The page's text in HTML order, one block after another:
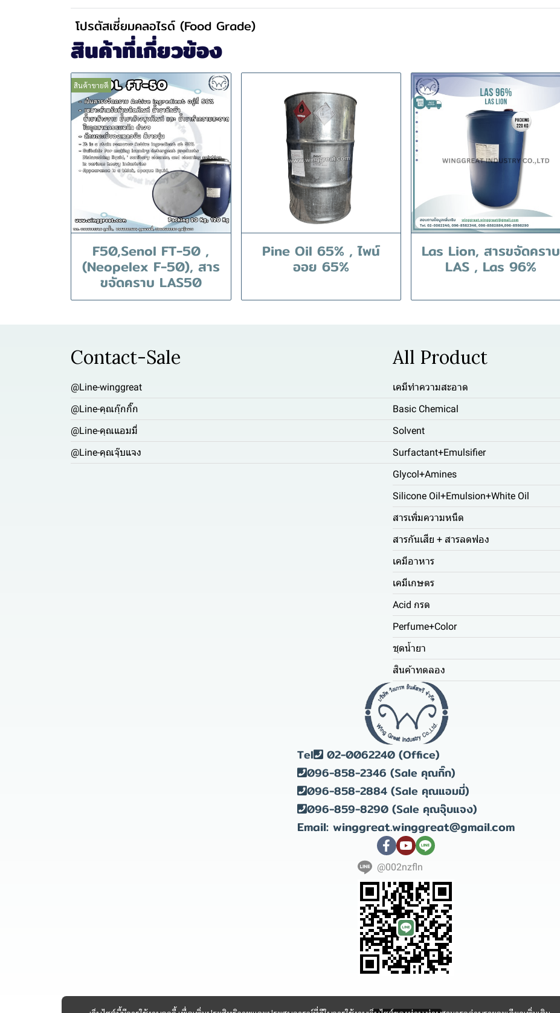
โปรตัสเซี่ยมคลอไรด์ (Food Grade)
สินค้าที่เกี่ยวข้อง
สินค้าขายดี
F50,Senol FT-50 ,
(Neopelex F-50), สาร
ขจัดคราบ LAS50
Pine Oil 65% , ไพน์
ออย 65%
Las Lion, สารขจัดคราบ
LAS , Las 96%
Contact-Sale
@Line-winggreat
@Line-คุณกุ๊กกิ๊ก
@Line-คุณแอมมี่
@Line-คุณจุ๊บแจง
All Product
เคมีทำความสะอาด
Basic Chemical
Solvent
Surfactant+Emulsifier
Glycol+Amines
Silicone Oil+Emulsion+White Oil
สารเพิ่มความหนืด
สารกันเสีย + สารลดฟอง
เคมีอาหาร
เคมีเกษตร
Acid กรด
Perfume+Color
ชุดน้ำยา
สินค้าทดลอง
Tel 02-0062240 (Office)
096-858-2346 (Sale คุณกิ๊ก)
096-858-2884 (Sale คุณแอมมี่)
096-859-8290 (Sale คุณจุ๊บแจง)
Email: winggreat.winggreat@gmail.com
@002nzfln
Copyright 2023 | All Rights Reserved | Powered by winggreat